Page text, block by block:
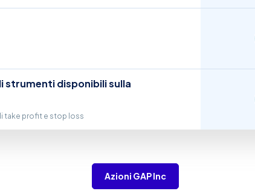
strumenti disponibili sulla
take profit e stop loss
Azioni GAP Inc